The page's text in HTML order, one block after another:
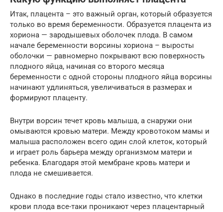
Итак, плацента – это важный орган, который образуется
только во время беременности. Образуется плацента из
хориона — зародышевых оболочек плода. В самом
начале беременности ворсины хориона – выросты
оболочки — равномерно покрывают всю поверхность
плодного яйца, начиная со второго месяца
беременности с одной стороны плодного яйца ворсины
начинают удлиняться, увеличиваться в размерах и
формируют плаценту.
Внутри ворсин течет кровь малыша, а снаружи они
омываются кровью матери. Между кровотоком мамы и
малыша расположен всего один слой клеток, который
и играет роль барьера между организмом матери и
ребенка. Благодаря этой мембране кровь матери и
плода не смешивается.
Однако в последние годы стало известно, что клетки
крови плода все-таки проникают через плацентарный